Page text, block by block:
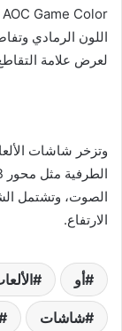
لعرض علامة
وتزخر شاشات
الصوت، وتشتمل
الارتفاع.
أو
شاشات